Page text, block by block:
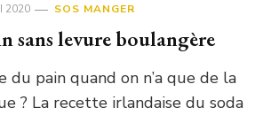
2020 SOS MANGER
sans levure boulangère
du pain quand on n’a que de la
? La recette irlandaise du soda